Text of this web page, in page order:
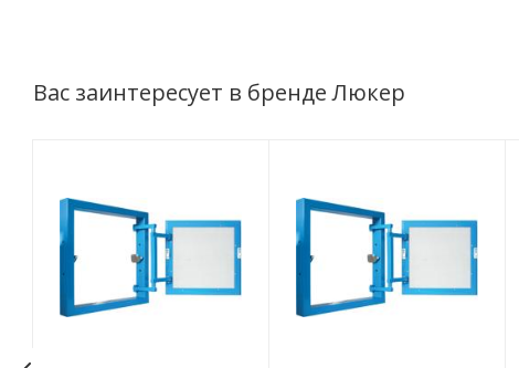
Вас заинтересует в бренде Люкер